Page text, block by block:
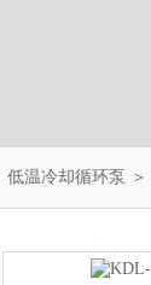
低温冷却循环泵